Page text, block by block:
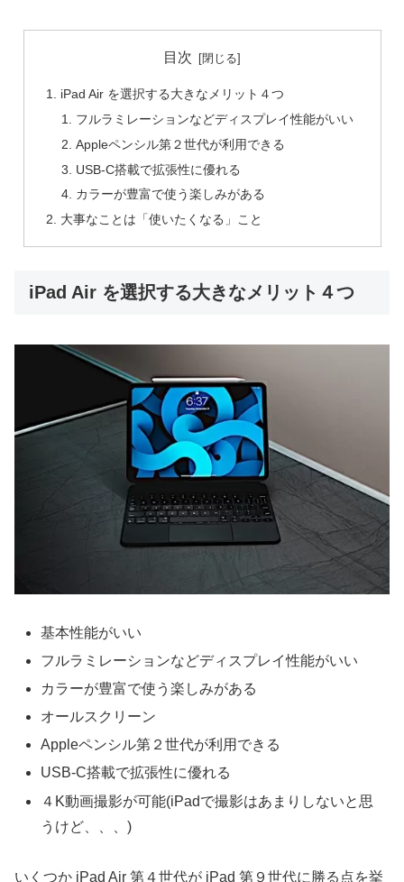
目次
iPad Air を選択する大きなメリット４つ
フルラミレーションなどディスプレイ性能がいい
Appleペンシル第２世代が利用できる
USB-C搭載で拡張性に優れる
カラーが豊富で使う楽しみがある
大事なことは「使いたくなる」こと
iPad Air を選択する大きなメリット４つ
基本性能がいい
フルラミレーションなどディスプレイ性能がいい
カラーが豊富で使う楽しみがある
オールスクリーン
Appleペンシル第２世代が利用できる
USB-C搭載で拡張性に優れる
４K動画撮影が可能(iPadで撮影はあまりしないと思
うけど、、、)
いくつか iPad Air 第４世代が iPad 第９世代に勝る点を挙